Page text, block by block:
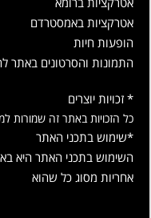
אטרקציות באמסטרדם
הופעות חיות
התמונות והסרטונים באתר
* זכויות יוצרים
כל הזכויות באתר זה שמורות
*שימוש בתכני האתר
השימוש בתכני האתר היא
אחריות מסוג כל שהוא